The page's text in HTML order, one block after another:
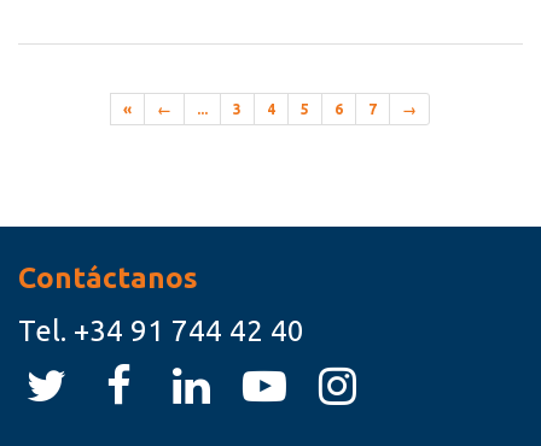
« ← 3 4 5 6 7 →
Contáctanos
Tel. +34 91 744 42 40